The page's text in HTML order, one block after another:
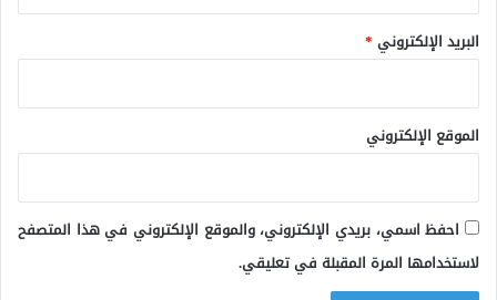
البريد الإلكتروني *
الموقع الإلكتروني
احفظ اسمي، بريدي الإلكتروني، والموقع الإلكتروني في هذا المتصفح
لاستخدامها المرة المقبلة في تعليقي.